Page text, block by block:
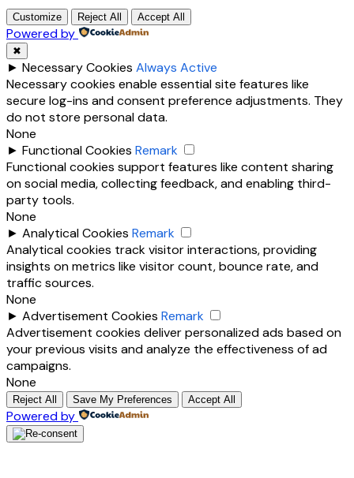
Customize Reject All Accept All
Powered by
✖
► Necessary Cookies Always Active
Necessary cookies enable essential site features like
secure log-ins and consent preference adjustments. They
do not store personal data.
None
► Functional Cookies Remark
Functional cookies support features like content sharing
on social media, collecting feedback, and enabling third-
party tools.
None
► Analytical Cookies Remark
Analytical cookies track visitor interactions, providing
insights on metrics like visitor count, bounce rate, and
traffic sources.
None
► Advertisement Cookies Remark
Advertisement cookies deliver personalized ads based on
your previous visits and analyze the effectiveness of ad
campaigns.
None
Reject All Save My Preferences Accept All
Powered by